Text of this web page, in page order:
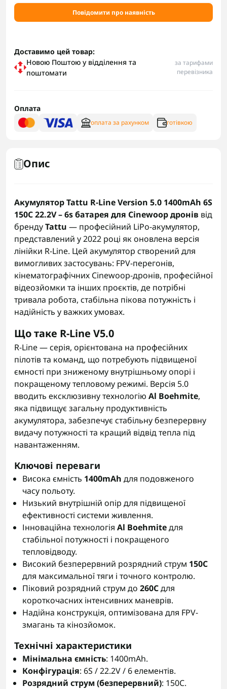
Повідомити про наявність
Доставимо цей товар:
Новою Поштою у відділення та
поштомати
за тарифами
перевізника
Оплата
оплата за рахунком готівкою
Опис
Акумулятор Tattu R-Line Version 5.0 1400mAh 6S
150C 22.2V – 6s батарея для Cinewoop дронів від
брендуTattu — професійний LiPo-акумулятор,
представлений у 2022 році як оновлена версія
лінійки R-Line. Цей акумулятор створений для
вимогливих застосувань: FPV-перегонів,
кінематографічних Cinewoop-дронів, професійної
відеозйомки та інших проєктів, де потрібні
тривала робота, стабільна пікова потужність і
надійність у важких умовах.
Що таке R-Line V5.0
R-Line — серія, орієнтована на професійних
пілотів та команд, що потребують підвищеної
ємності при зниженому внутрішньому опорі і
покращеному тепловому режимі. Версія 5.0
вводить ексклюзивну технологію Al Boehmite,
яка підвищує загальну продуктивність
акумулятора, забезпечує стабільну безперервну
видачу потужності та кращий відвід тепла під
навантаженням.
Ключові переваги
Висока ємність 1400mAh для подовженого
часу польоту.
Низький внутрішній опір для підвищеної
ефективності системи живлення.
Інноваційна технологія Al Boehmiteдля
стабільної потужності і покращеного
тепловідводу.
Високий безперервний розрядний струм 150C
для максимальної тяги і точного контролю.
Піковий розрядний струм до 260Cдля
короткочасних інтенсивних маневрів.
Надійна конструкція, оптимізована для FPV-
змагань та кінозйомок.
Технічні характеристики
Мінімальна ємність: 1400mAh.
Конфігурація: 6S / 22.2V / 6 елементів.
Розрядний струм (безперервний): 150C.